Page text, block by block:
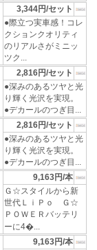
3,344円/セット
●際立つ実車感！コレ
クションクオリティ
のリアルさがミニッ
ツク...
2,816円/セット
●深みのあるツヤと光
り輝く光沢を実現。
●デカールのつぎ目...
2,816円/セット
●深みのあるツヤと光
り輝く光沢を実現。
●デカールのつぎ目...
9,163円/本
Ｇ☆スタイルから新
世代ＬｉＰｏ Ｇ☆
ＰＯＷＥＲバッテリ
ーに4�...
9,163円/本